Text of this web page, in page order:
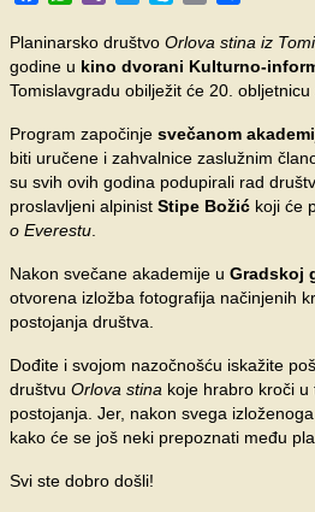
Planinarsko društvo Orlova stina iz
godine u kino dvorani Kulturno-
Tomislavgradu obilježit će 20. obljetnicu
Program započinje svečanom
biti uručene i zahvalnice zaslužnim
su svih ovih godina podupirali rad
proslavljeni alpinist Stipe Božić koji će
o Everestu
Nakon svečane akademije u Gradskoj
otvorena izložba fotografija načinjenih
postojanja društva.
Dođite i svojom nazočnošću iskažite
društvu Orlova stina koje hrabro kroči u
postojanja. Jer, nakon svega
kako će se još neki prepoznati među
Svi ste dobro došli!